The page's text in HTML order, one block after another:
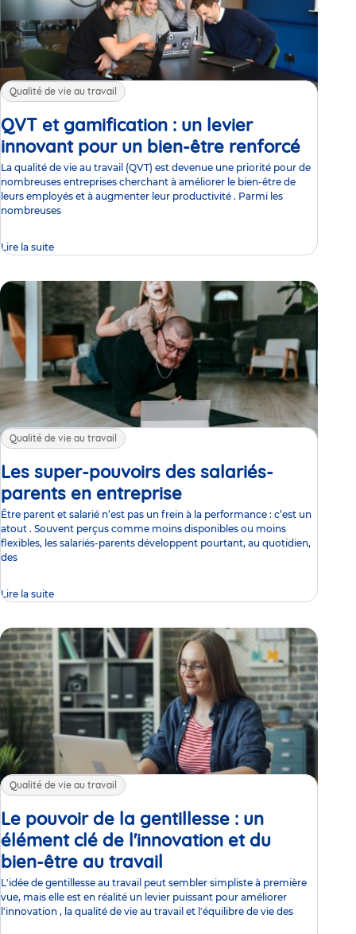
Qualité de vie au travail
QVT et gamification : un levier
innovant pour un bien-être renforcé
La qualité de vie au travail (QVT) est devenue une priorité pour de
nombreuses entreprises cherchant à améliorer le bien-être de
leurs employés et à augmenter leur productivité . Parmi les
nombreuses
Lire la suite
Qualité de vie au travail
Les super-pouvoirs des salariés-
parents en entreprise
Être parent et salarié n’est pas un frein à la performance : c’est un
atout . Souvent perçus comme moins disponibles ou moins
flexibles, les salariés-parents développent pourtant, au quotidien,
des
Lire la suite
Qualité de vie au travail
Le pouvoir de la gentillesse : un
élément clé de l'innovation et du
bien-être au travail
L'idée de gentillesse au travail peut sembler simpliste à première
vue, mais elle est en réalité un levier puissant pour améliorer
l'innovation , la qualité de vie au travail et l'équilibre de vie des